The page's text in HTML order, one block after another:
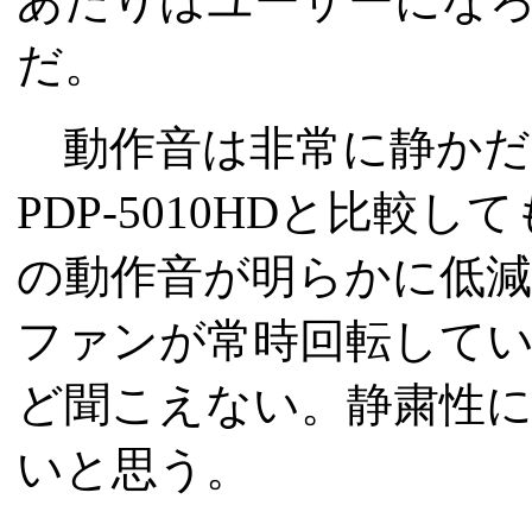
だ。
動作音は非常に静か
PDP-5010HDと比較し
の動作音が明らかに低
ファンが常時回転して
ど聞こえない。静粛性
いと思う。